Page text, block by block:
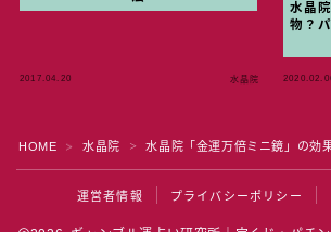
2017.04.20 水晶院
水晶
物？
HOME ＞ 水晶院 ＞ 水晶院「金運万倍ミニ鏡」の効
運営者情報 プライバシーポリシー